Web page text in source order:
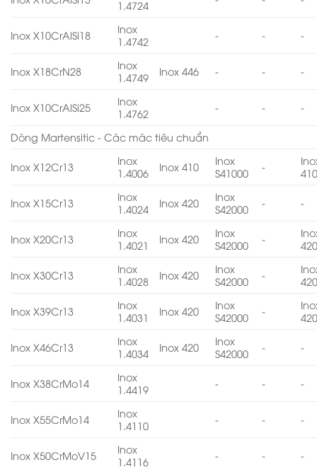
1.4724
Inox X10CrAlSi18
Inox
1.4742
- - -
Inox X18CrN28
Inox
1.4749
Inox 446 - - -
Inox X10CrAlSi25
Inox
1.4762
- - -
Dòng Martensitic - Các mác tiêu chuẩn
Inox X12Cr13
Inox
1.4006
Inox 410
Inox
S41000
-
Inox X15Cr13
Inox
1.4024
Inox 420
Inox
S42000
- -
Inox X20Cr13
Inox
1.4021
Inox 420
Inox
S42000
-
Inox X30Cr13
Inox
1.4028
Inox 420
Inox
S42000
-
Inox X39Cr13
Inox
1.4031
Inox 420
Inox
S42000
-
Inox X46Cr13
Inox
1.4034
Inox 420
Inox
S42000
- -
Inox X38CrMo14
Inox
1.4419
- - -
Inox X55CrMo14
Inox
1.4110
- - -
Inox X50CrMoV15
Inox
1.4116
- - -